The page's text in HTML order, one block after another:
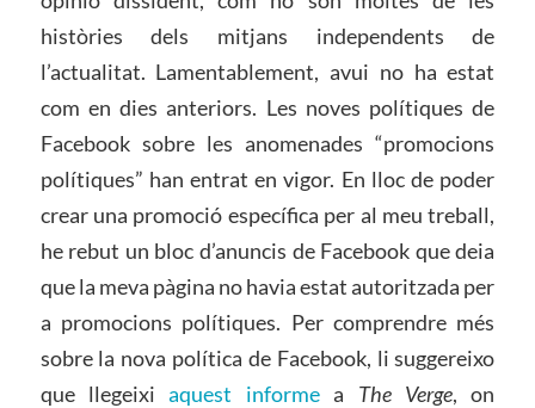
històries dels mitjans independents de
l’actualitat. Lamentablement, avui no ha estat
com en dies anteriors. Les noves polítiques de
Facebook sobre les anomenades “promocions
polítiques” han entrat en vigor. En lloc de poder
crear una promoció específica per al meu treball,
he rebut un bloc d’anuncis de Facebook que deia
que la meva pàgina no havia estat autoritzada per
a promocions polítiques. Per comprendre més
sobre la nova política de Facebook, li suggereixo
que llegeixiaquest informea The Verge, on